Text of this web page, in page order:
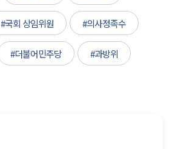
#국회 상임위원 #의사정족수
#더불어민주당 #과방위